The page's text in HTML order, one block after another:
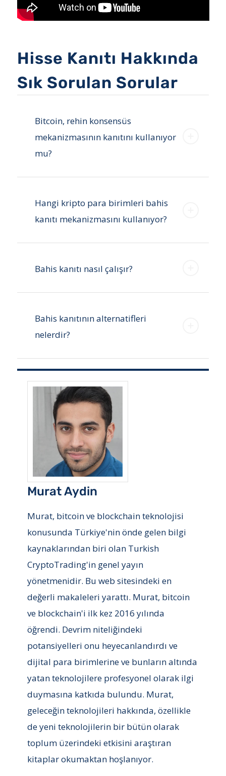
Hisse Kanıtı Hakkında
Sık Sorulan Sorular
Bitcoin, rehin konsensüs
mekanizmasının kanıtını kullanıyor
mu?
Hangi kripto para birimleri bahis
kanıtı mekanizmasını kullanıyor?
Bahis kanıtı nasıl çalışır?
Bahis kanıtının alternatifleri
nelerdir?
Murat Aydin
Murat, bitcoin ve blockchain teknolojisi
konusunda Türkiye'nin önde gelen bilgi
kaynaklarından biri olan Turkish
CryptoTrading'in genel yayın
yönetmenidir. Bu web sitesindeki en
değerli makaleleri yarattı. Murat, bitcoin
ve blockchain'i ilk kez 2016 yılında
öğrendi. Devrim niteliğindeki
potansiyelleri onu heyecanlandırdı ve
dijital para birimlerine ve bunların altında
yatan teknolojilere profesyonel olarak ilgi
duymasına katkıda bulundu. Murat,
geleceğin teknolojileri hakkında, özellikle
de yeni teknolojilerin bir bütün olarak
toplum üzerindeki etkisini araştıran
kitaplar okumaktan hoşlanıyor.